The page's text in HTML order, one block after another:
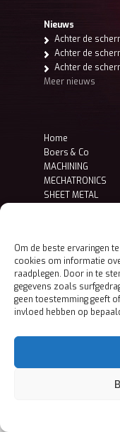
Om de beste ervaringen
cookies om informatie
raadplegen. Door in te
gegevens zoals
geen toestemming geeft
invloed hebben op
Verhuizing
Nieuws
Achter de
Achter de
Achter de
Meer nieuws
Home
Boers & Co
MACHINING
MECHATRONICS
SHEET METAL